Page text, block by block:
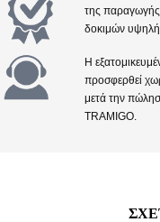
της
δοκιμών
Η
προσφερθεί
μετά την
TRAMIGO.